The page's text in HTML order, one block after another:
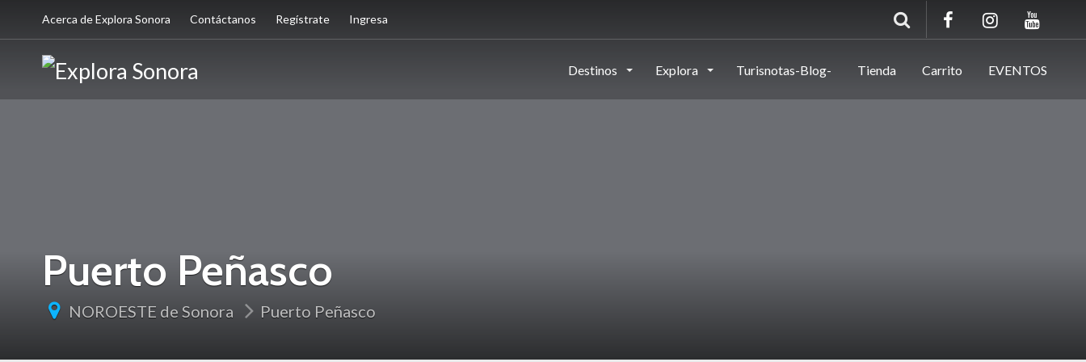
Acerca de Explora Sonora Contáctanos Regístrate Ingresa
Destinos Explora Turisnotas-Blog- Tienda Carrito EVENTOS
Puerto Peñasco
NOROESTE de Sonora Puerto Peñasco